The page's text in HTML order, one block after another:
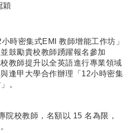
：
穎
時密集式EMI 教師增能工作坊」
鼓勵貴校教師踴躍報名參加
教師提升以全英語進行專業領域
逢甲大學合作辦理「12小時密集
。
院校教師，名額以 15 名為限，